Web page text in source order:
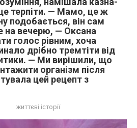
терпіти. — Мамо, це ж
подобається, він сам
на вечерю, — Оксана
голос рівним, хоча
дрібно тремтіти від
— Ми вирішили, що
організм після
цей рецепт з
життєві історії